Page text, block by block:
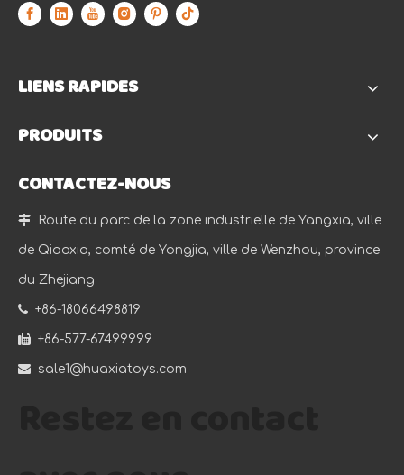
LIENS RAPIDES
PRODUITS
CONTACTEZ-NOUS
 Route du parc de la zone industrielle de Yangxia, ville
de Qiaoxia, comté de Yongjia, ville de Wenzhou, province
du Zhejiang
 +86-18066498819
 +86-577-67499999
 sale1@huaxiatoys.com